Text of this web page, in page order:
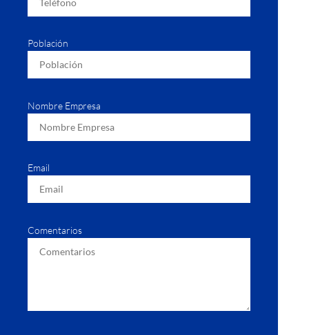
Población
Nombre Empresa
Email
Comentarios